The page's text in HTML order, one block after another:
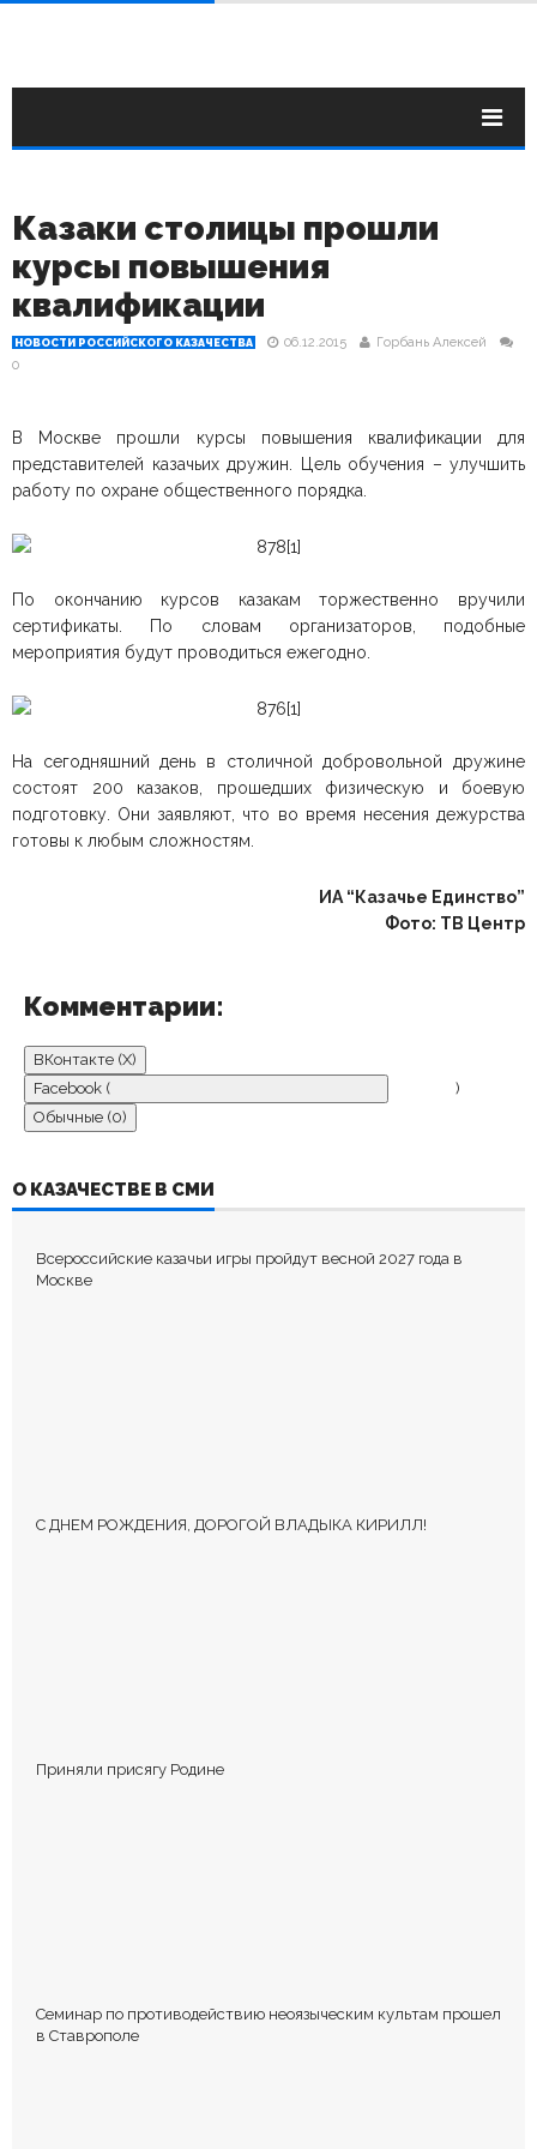
Казаки столицы прошли
курсы повышения
квалификации
НОВОСТИ РОССИЙСКОГО КАЗАЧЕСТВА 06.12.2015
Горбань Алексей
0
В Москве прошли курсы повышения квалификации для
представителей казачьих дружин. Цель обучения – улучшить
работу по охране общественного порядка.
По окончанию курсов казакам торжественно вручили
сертификаты. По словам организаторов, подобные
мероприятия будут проводиться ежегодно.
На сегодняшний день в столичной добровольной дружине
состоят 200 казаков, прошедших физическую и боевую
подготовку. Они заявляют, что во время несения дежурства
готовы к любым сложностям.
ИА “Казачье Единство”
Фото: ТВ Центр
Комментарии:
ВКонтакте (X)
Facebook (
)
Обычные (0)
Пока нет комментариев.
Оставьте первый комментарий.
О КАЗАЧЕСТВЕ В СМИ
Всероссийские казачьи игры пройдут весной 2027 года в
Москве
С ДНЕМ РОЖДЕНИЯ, ДОРОГОЙ ВЛАДЫКА КИРИЛЛ!
Приняли присягу Родине
Семинар по противодействию неоязыческим культам прошел
в Ставрополе